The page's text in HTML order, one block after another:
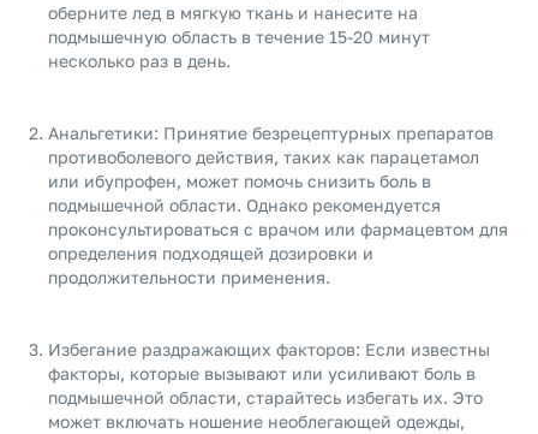
оберните лед в мягкую ткань и нанесите на
подмышечную область в течение 15-20 минут
несколько раз в день.
Анальгетики: Принятие безрецептурных препаратов
противоболевого действия, таких как парацетамол
или ибупрофен, может помочь снизить боль в
подмышечной области. Однако рекомендуется
проконсультироваться с врачом или фармацевтом для
определения подходящей дозировки и
продолжительности применения.
Избегание раздражающих факторов: Если известны
факторы, которые вызывают или усиливают боль в
подмышечной области, старайтесь избегать их. Это
может включать ношение необлегающей одежды,